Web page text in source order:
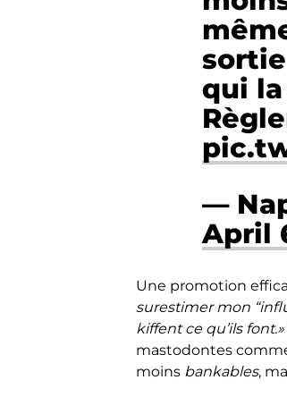
qui
—
April
Une promotion
surestimer mon
kiffent ce qu’ils font.»
mastodontes
moins bankables,